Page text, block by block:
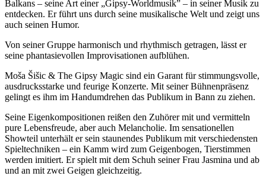
Balkans – seine Art einer „Gipsy-Worldmusik” – in seiner Musik zu
entdecken. Er führt uns durch seine musikalische Welt und zeigt uns
auch seinen Humor.
Von seiner Gruppe harmonisch und rhythmisch getragen, lässt er
seine phantasievollen Improvisationen aufblühen.
Moša Šišic & The Gipsy Magic sind ein Garant für stimmungsvolle,
ausdrucksstarke und feurige Konzerte. Mit seiner Bühnenpräsenz
gelingt es ihm im Handumdrehen das Publikum in Bann zu ziehen.
Seine Eigenkompositionen reißen den Zuhörer mit und vermitteln
pure Lebensfreude, aber auch Melancholie. Im sensationellen
Showteil unterhält er sein staunendes Publikum mit verschiedensten
Spieltechniken – ein Kamm wird zum Geigenbogen, Tierstimmen
werden imitiert. Er spielt mit dem Schuh seiner Frau Jasmina und ab
und an mit zwei Geigen gleichzeitig.